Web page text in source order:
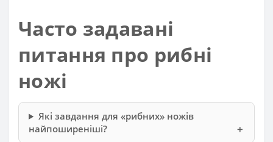
Часто задавані
питання про рибні
ножі
Які завдання для «рибних» ножів
найпоширеніші?